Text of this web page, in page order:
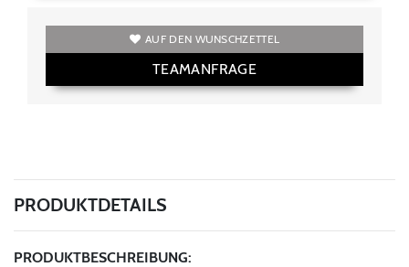
AUF DEN WUNSCHZETTEL
TEAMANFRAGE
PRODUKTDETAILS
PRODUKTBESCHREIBUNG: